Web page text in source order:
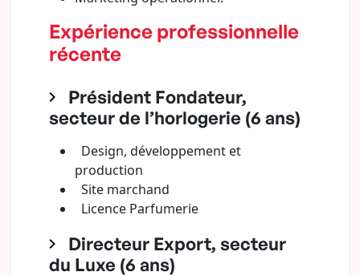
Expérience professionnelle
récente
Président Fondateur,
secteur de l’horlogerie (6 ans)
Design, développement et
production
Site marchand
Licence Parfumerie
Directeur Export, secteur
du Luxe (6 ans)